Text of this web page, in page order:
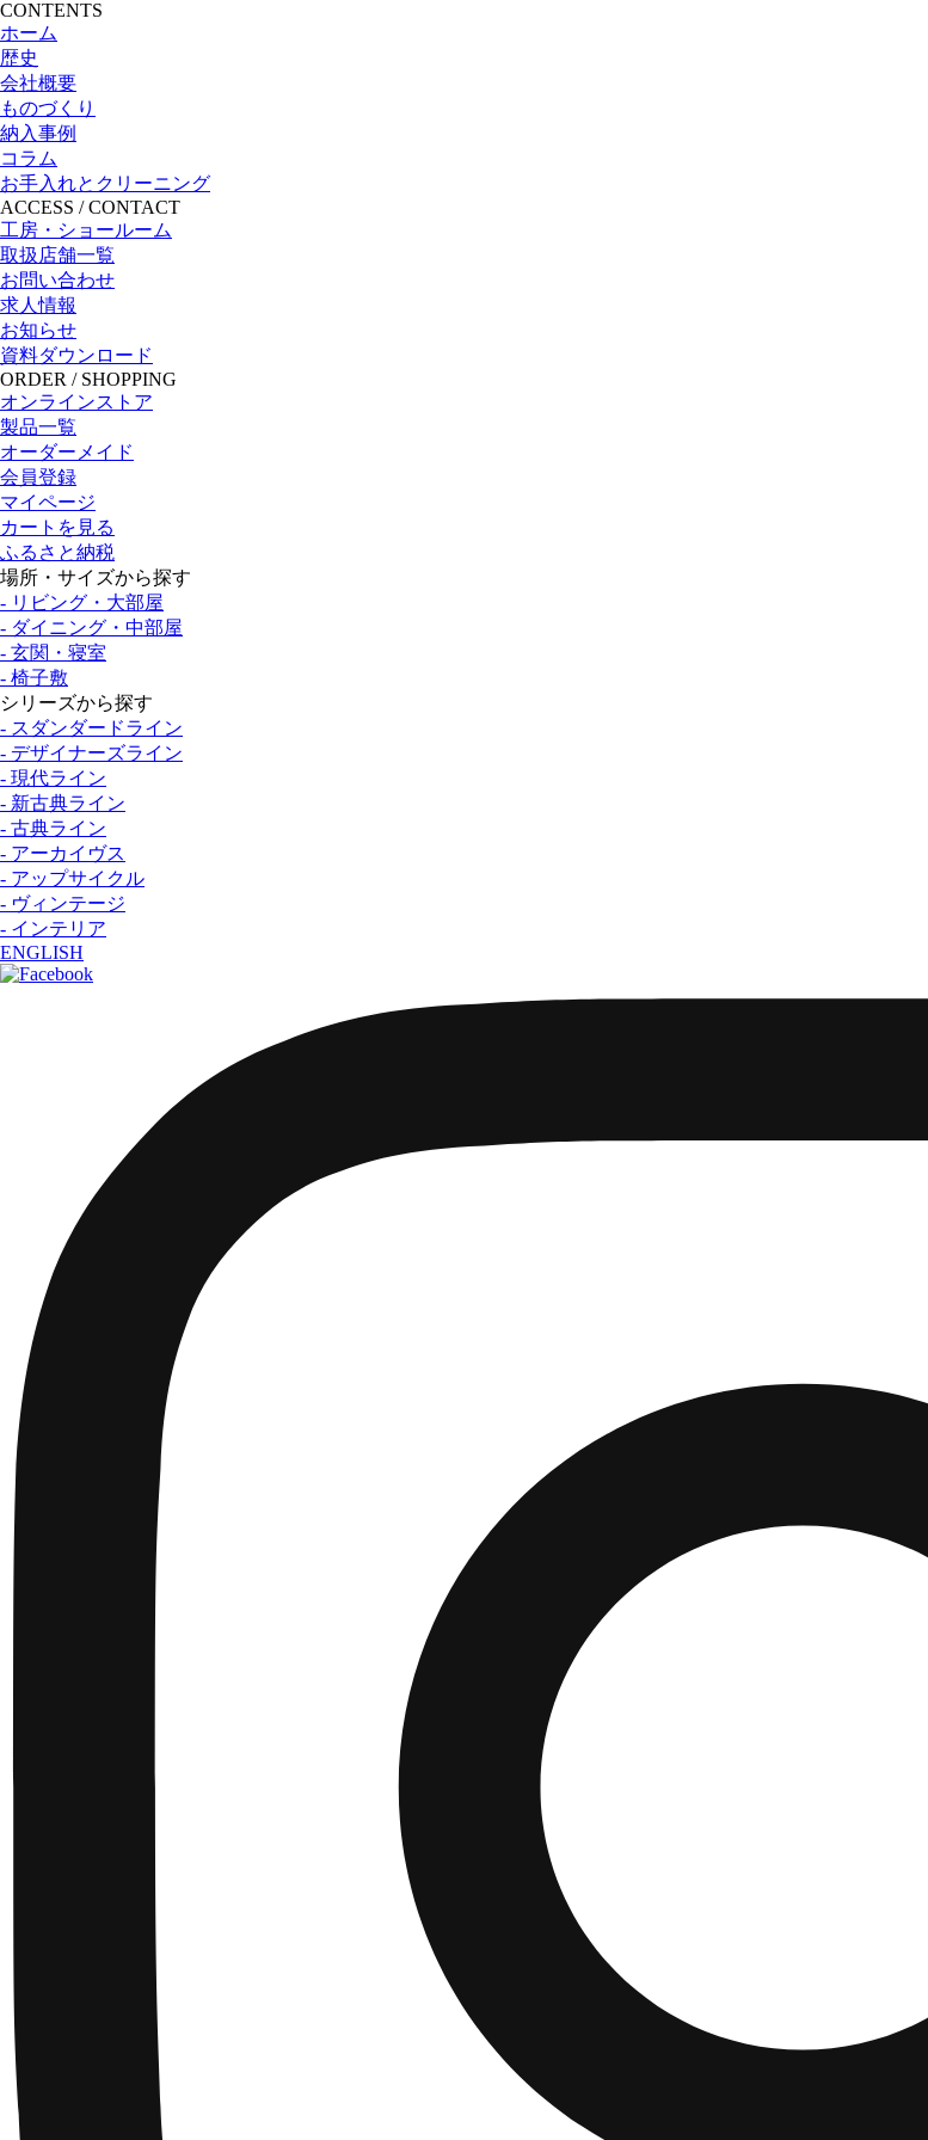
CONTENTS
ホーム
歴史
会社概要
ものづくり
納入事例
コラム
お手入れとクリーニング
ACCESS / CONTACT
工房・ショールーム
取扱店舗一覧
お問い合わせ
求人情報
お知らせ
資料ダウンロード
ORDER / SHOPPING
オンラインストア
製品一覧
オーダーメイド
会員登録
マイページ
カートを見る
ふるさと納税
場所・サイズから探す
- リビング・大部屋
- ダイニング・中部屋
- 玄関・寝室
- 椅子敷
シリーズから探す
- スダンダードライン
- デザイナーズライン
- 現代ライン
- 新古典ライン
- 古典ライン
- アーカイヴス
- アップサイクル
- ヴィンテージ
- インテリア
ENGLISH